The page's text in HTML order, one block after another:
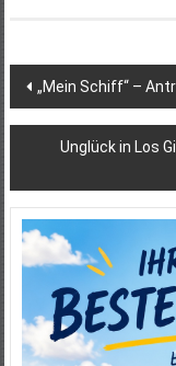
„Mein Schiff“ –
Unglück in Los